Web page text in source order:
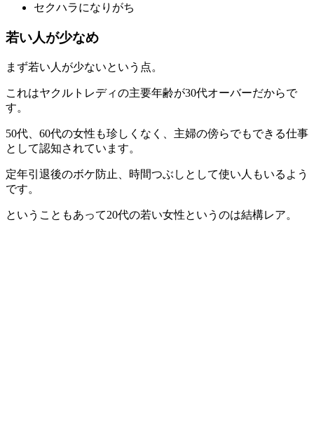
セクハラになりがち
若い人が少なめ
まず若い人が少ないという点。
これはヤクルトレディの主要年齢が30代オーバーだからで
す。
50代、60代の女性も珍しくなく、主婦の傍らでもできる仕事
として認知されています。
定年引退後のボケ防止、時間つぶしとして使い人もいるよう
です。
ということもあって20代の若い女性というのは結構レア。